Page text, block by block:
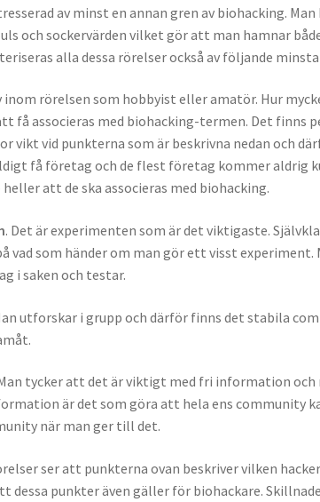
av minst en annan gren av biohacking.
och sockervärden vilket gör att man hamnar
alla dessa rörelser också av följande
inom rörelsen som hobbyist eller amatör. Hur
associeras med biohacking-termen. Det finns
vikt vid punkterna som är beskrivna nedan och
få företag och de flest företag kommer aldrig
att de ska associeras med biohacking.
. Det är experimenten som är det viktigaste.
vad som händer om man gör ett visst
i saken och testar.
utforskar i grupp och därför finns det stabila
tycker att det är viktigt med fri information
är det som göra att hela ens community
när man ger till det.
ser att punkterna ovan beskriver vilken
dessa punkter även gäller för biohackare.